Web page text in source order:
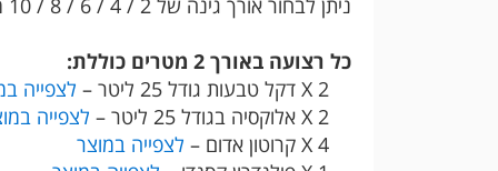
ניתן לבחור אורך גינה של 2 / 4 / 6 / 8 / 10 מטרים.
כל רצועה באורך 2 מטרים כוללת:
2 X דקל טבעות גודל 25 ליטר –
לצפייה
2 X אלוקסיה בגודל 25 ליטר –
לצפייה
4 X קרוטון אדום –
לצפייה במוצר